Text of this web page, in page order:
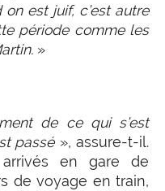
est juif, c’est autre
période comme les
»
de ce qui s’est
passé», assure-t-il.
en gare de
de voyage en train,